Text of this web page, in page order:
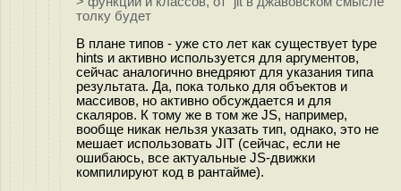
толку будет
В плане типов - уже сто лет как существует type
hints и активно используется для аргументов,
сейчас аналогично внедряют для указания типа
результата. Да, пока только для объектов и
массивов, но активно обсуждается и для
скаляров. К тому же в том же JS, например,
вообще никак нельзя указать тип, однако, это не
мешает использовать JIT (сейчас, если не
ошибаюсь, все актуальные JS-движки
компилируют код в рантайме).